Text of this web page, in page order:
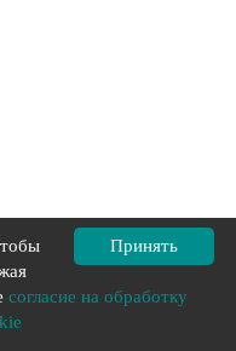
Принять
согласие на обработку